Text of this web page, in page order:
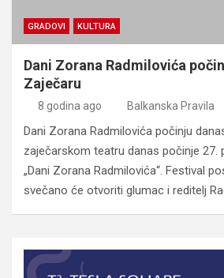
GRADOVI KULTURA
Dani Zorana Radmilovića
Zaječaru
8 godina ago Balkanska Pravila
Dani Zorana Radmilovića počinju
zaječarskom teatru danas počinje 27.
„Dani Zorana Radmilovića“. Festival
svečano će otvoriti glumac i reditelj